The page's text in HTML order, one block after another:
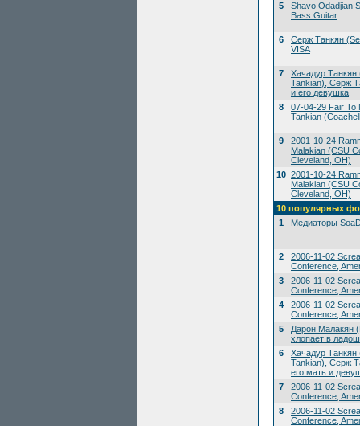
5
Shavo Odadjian
Bass Guitar
6
Серж Танкян
VISA
7
Хачадур Танкян
Tankian), Серж
и его девушка
8
07-04-29 Fair To
Tankian
9
2001-10-24
Malakian (CSU
Cleveland, OH)
10 2001-10-24
Malakian (CSU
Cleveland, OH)
10 популярных
1
Медиаторы
2
2006-11-02
Conference,
3
2006-11-02
Conference,
4
2006-11-02
Conference,
5
Дарон Малакян
хлопает в
6
Хачадур Танкян
Tankian), Серж
его мать и
7
2006-11-02
Conference,
8
2006-11-02
Conference,